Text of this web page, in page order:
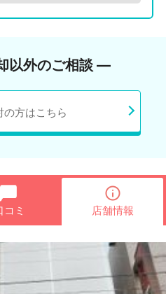
以外のご相談 ―
の方はこちら
コミ 店舗情報